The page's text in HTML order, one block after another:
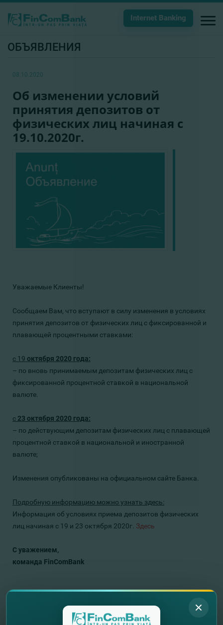
Internet Banking
ОБЪЯВЛЕНИЯ
08.10.2020
Об изменении условий
принятия депозитов от
физических лиц начиная с
19.10.2020г.
Уважаемые Клиенты!
Сообщаем Вам, что вступают в силу изменения в условиях
принятия депозитов от физических лиц с фиксированной и
плавающей процентными ставками:
с 19 октября 2020 года:
– по вновь принимаемым депозитам физических лиц с
фиксированной процентной ставкой в национальной
валюте.
с 23 октября 2020 года:
– по действующим депозитам физических лиц с плавающей
процентной ставкой в национальной и иностранной
валюте;
Изменения опубликованы на официальном сайте Банка.
Подробную информацию можно узнать здесь:
Информация об условиях приема депозитов физических
лиц начиная с 19 и 23 октября 2020г. Здесь
С уважением,
команда FinComBank
Другие новости